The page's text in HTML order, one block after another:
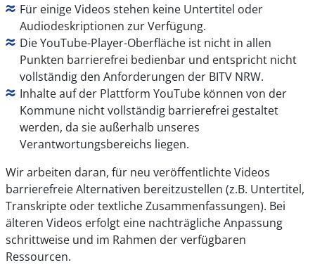
Für einige Videos stehen keine Untertitel oder
Audiodeskriptionen zur Verfügung.
Die YouTube-Player-Oberfläche ist nicht in allen
Punkten barrierefrei bedienbar und entspricht nicht
vollständig den Anforderungen der BITV NRW.
Inhalte auf der Plattform YouTube können von der
Kommune nicht vollständig barrierefrei gestaltet
werden, da sie außerhalb unseres
Verantwortungsbereichs liegen.
Wir arbeiten daran, für neu veröffentlichte Videos
barrierefreie Alternativen bereitzustellen (z.B. Untertitel,
Transkripte oder textliche Zusammenfassungen). Bei
älteren Videos erfolgt eine nachträgliche Anpassung
schrittweise und im Rahmen der verfügbaren
Ressourcen.